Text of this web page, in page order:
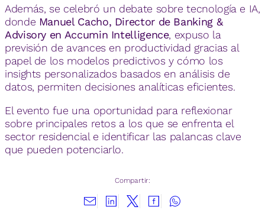
Además, se celebró un debate sobre tecnología e IA,
donde Manuel Cacho, Director de Banking &
Advisory en Accumin Intelligence, expuso la
previsión de avances en productividad gracias al
papel de los modelos predictivos y cómo los
insights personalizados basados en análisis de
datos, permiten decisiones analíticas eficientes.
El evento fue una oportunidad para reflexionar
sobre principales retos a los que se enfrenta el
sector residencial e identificar las palancas clave
que pueden potenciarlo.
Compartir: